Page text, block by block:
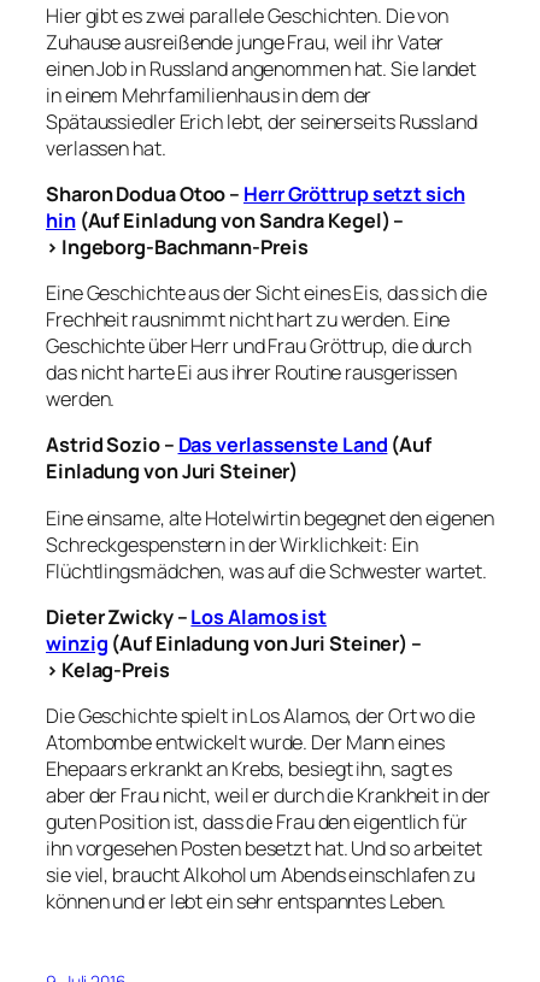
Hier gibt es zwei parallele Geschichten. Die von
Zuhause ausreißende junge Frau, weil ihr Vater
einen Job in Russland angenommen hat. Sie landet
in einem Mehrfamilienhaus in dem der
Spätaussiedler Erich lebt, der seinerseits Russland
verlassen hat.
Sharon Dodua Otoo – Herr Gröttrup setzt sich
hin(Auf Einladung von Sandra Kegel) –
> Ingeborg-Bachmann-Preis
Eine Geschichte aus der Sicht eines Eis, das sich die
Frechheit rausnimmt nicht hart zu werden. Eine
Geschichte über Herr und Frau Gröttrup, die durch
das nicht harte Ei aus ihrer Routine rausgerissen
werden.
Astrid Sozio – Das verlassenste Land (Auf
Einladung von Juri Steiner)
Eine einsame, alte Hotelwirtin begegnet den eigenen
Schreckgespenstern in der Wirklichkeit: Ein
Flüchtlingsmädchen, was auf die Schwester wartet.
Dieter Zwicky –Los Alamos ist
winzig (Auf Einladung von Juri Steiner) –
> Kelag-Preis
Die Geschichte spielt in Los Alamos, der Ort wo die
Atombombe entwickelt wurde. Der Mann eines
Ehepaars erkrankt an Krebs, besiegt ihn, sagt es
aber der Frau nicht, weil er durch die Krankheit in der
guten Position ist, dass die Frau den eigentlich für
ihn vorgesehen Posten besetzt hat. Und so arbeitet
sie viel, braucht Alkohol um Abends einschlafen zu
können und er lebt ein sehr entspanntes Leben.